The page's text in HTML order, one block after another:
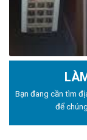
Bạn đang cần tìm
để